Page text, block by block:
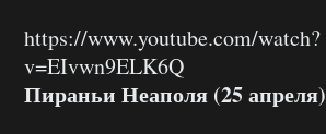
https://www.youtube.com/watch?
v=EIvwn9ELK6Q
Пираньи Неаполя (25 апреля)